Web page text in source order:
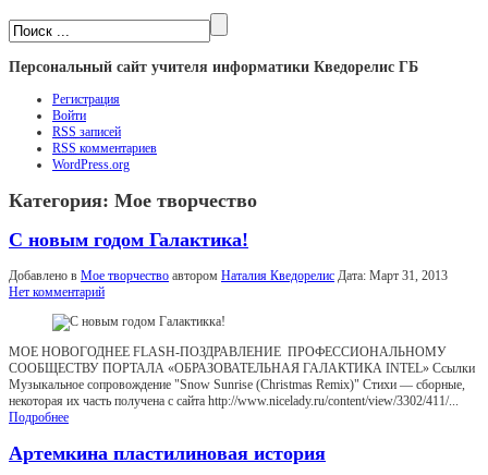
Персональный сайт учителя информатики Кведорелис ГБ
Регистрация
Войти
RSS записей
RSS комментариев
WordPress.org
Категория: Мое творчество
С новым годом Галактика!
Добавлено в Мое творчество автором Наталия Кведорелис Дата: Март 31, 2013
Нет комментарий
МОЕ НОВОГОДНЕЕ FLASH-ПОЗДРАВЛЕНИЕ ПРОФЕССИОНАЛЬНОМУ
СООБЩЕСТВУ ПОРТАЛА «ОБРАЗОВАТЕЛЬНАЯ ГАЛАКТИКА INTEL» Ссылки
Музыкальное сопровождение "Snow Sunrise (Christmas Remix)" Стихи — сборные,
некоторая их часть получена с сайта http://www.nicelady.ru/content/view/3302/411/...
Подробнее
Артемкина пластилиновая история